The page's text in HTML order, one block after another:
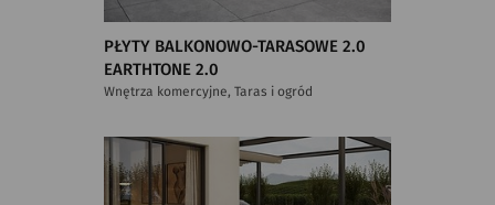
PŁYTY BALKONOWO-TARASOWE 2.0
EARTHTONE 2.0
Wnętrza komercyjne, Taras i ogród